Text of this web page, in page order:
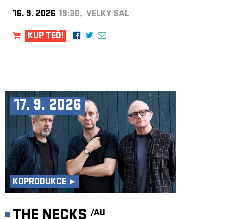
16. 9. 2026 19:30, VELKÝ SÁL
KUP TEĎ!
17. 9. 2026
KOPRODUKCE ►
/AU